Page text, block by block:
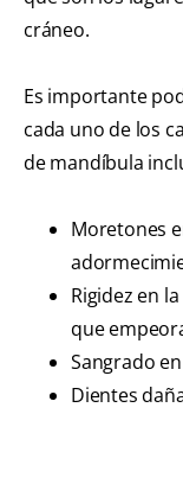
cráneo.
Es importante
cada uno de los
de mandíbula
Moretones
Rigidez en
que
Sangrado
Dientes